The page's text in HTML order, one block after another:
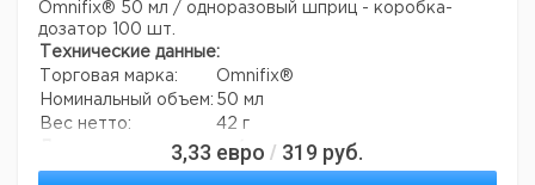
Omnifix® 50 мл / одноразовый шприц - коробка-
дозатор 100 шт.
Технические данные:
Торговая марка:
Omnifix®
Номинальный объем: 50 мл
Вес нетто:
42 г
Данные для перевозки (реальные данные могут
отличаться)
3,33 евро / 319 руб.